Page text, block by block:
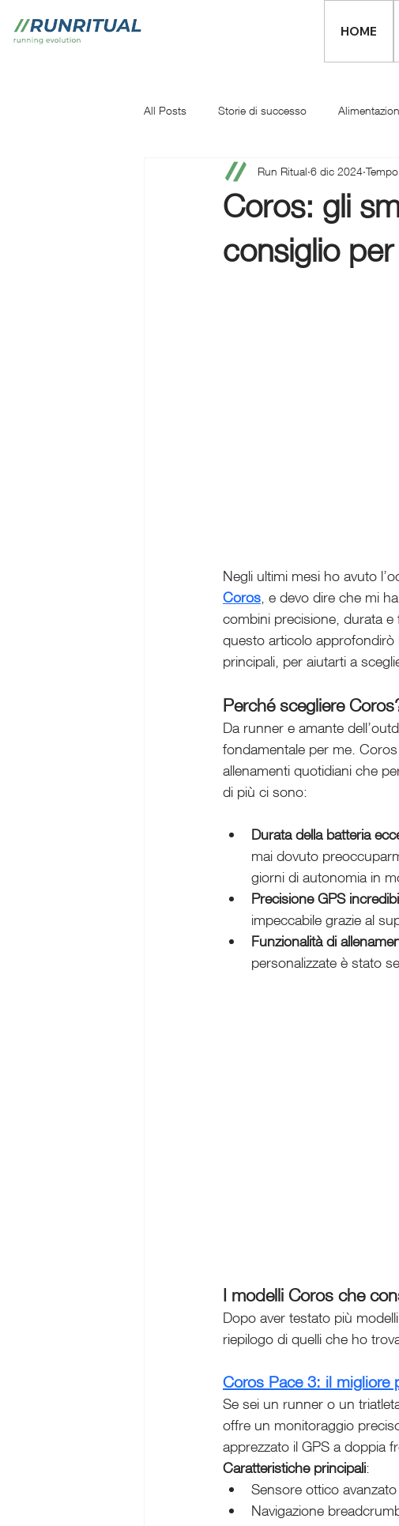
HOME
All Posts Storie di successo
Iniziare a correre Infortuni
Coros: gli
consiglio
Run Ritual 6 dic 2024
Negli ultimi mesi ho avuto
Coros , e devo dire che mi
combini precisione, durata e
questo articolo approfondirò
principali, per aiutarti a
Perché scegliere
Da runner e amante
fondamentale per me.
allenamenti quotidiani che
di più ci sono:
Durata della batteria
mai dovuto
giorni di autonomia in
Precisione GPS
impeccabile grazie al
Funzionalità di
personalizzate è stato
I modelli Coros che
Dopo aver testato più
riepilogo di quelli che ho
Coros Pace 3: il migliore
Se sei un runner o un
offre un monitoraggio
apprezzato il GPS a doppia
Caratteristiche principali:
Sensore ottico
Navigazione